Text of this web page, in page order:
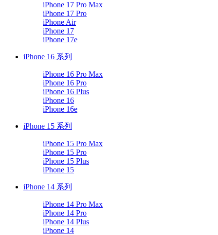
iPhone 17 Pro Max
iPhone 17 Pro
iPhone Air
iPhone 17
iPhone 17e
iPhone 16 系列
iPhone 16 Pro Max
iPhone 16 Pro
iPhone 16 Plus
iPhone 16
iPhone 16e
iPhone 15 系列
iPhone 15 Pro Max
iPhone 15 Pro
iPhone 15 Plus
iPhone 15
iPhone 14 系列
iPhone 14 Pro Max
iPhone 14 Pro
iPhone 14 Plus
iPhone 14